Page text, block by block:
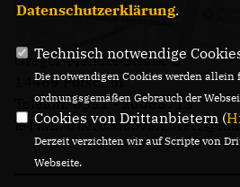
Gregor-Mendel-Straße 3
14469 Potsdam
Telefon: 0331 - 20085713
E-Mail:
Datenschutzerklärung.
Technisch notwendige
Die notwendigen Cookies werden allein
ordnungsgemäßen Gebrauch der
Cookies von Drittanbietern (
Derzeit verzichten wir auf Scripte von
Webseite.